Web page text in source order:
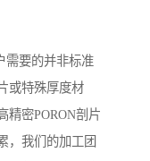
需要的并非标准
或特殊厚度材
精密PORON剖片
，我们的加工团